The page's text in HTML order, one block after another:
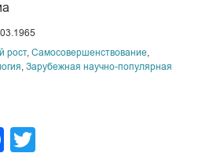
рост, Самосовершенствование,
, Зарубежная научно-популярная
Facebook